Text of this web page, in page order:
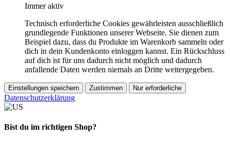
Immer aktiv
Technisch erforderliche Cookies gewährleisten ausschließlich
grundlegende Funktionen unserer Webseite. Sie dienen zum
Beispiel dazu, dass du Produkte im Warenkorb sammeln oder
dich in dein Kundenkonto einloggen kannst. Ein Rückschluss
auf dich ist für uns dadurch nicht möglich und dadurch
anfallende Daten werden niemals an Dritte weitergegeben.
Einstellungen speichern Zustimmen Nur erforderliche
Datenschutzerklärung
Bist du im richtigen Shop?